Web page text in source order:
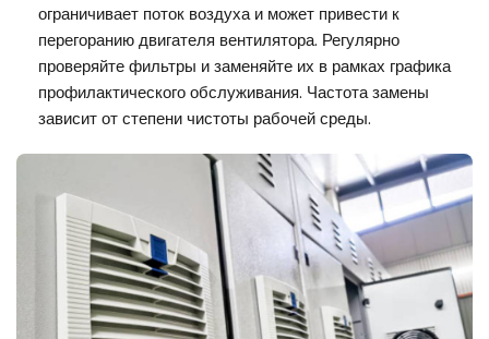
ограничивает поток воздуха и может привести к
перегоранию двигателя вентилятора. Регулярно
проверяйте фильтры и заменяйте их в рамках графика
профилактического обслуживания. Частота замены
зависит от степени чистоты рабочей среды.